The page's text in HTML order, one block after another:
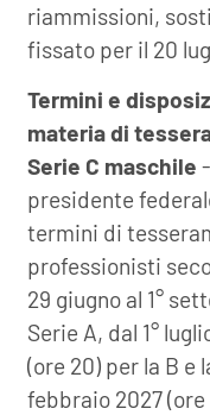
riammissioni,
fissato per il 20
Termini e
materia di
Serie C maschile
presidente
termini di
professionisti
29 giugno al 1°
Serie A, dal 1°
(ore 20) per la B e
febbraio 2027 (ore